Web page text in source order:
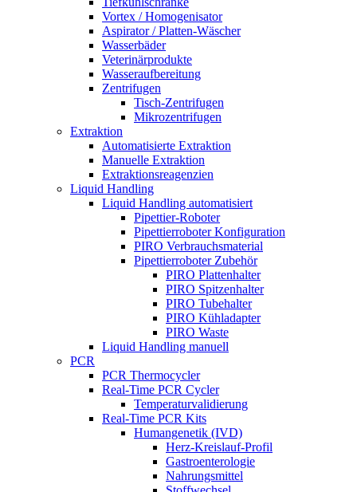
Vortex / Homogenisator
Aspirator / Platten-Wäscher
Wasserbäder
Veterinärprodukte
Wasseraufbereitung
Zentrifugen
Tisch-Zentrifugen
Mikrozentrifugen
Extraktion
Automatisierte Extraktion
Manuelle Extraktion
Extraktionsreagenzien
Liquid Handling
Liquid Handling automatisiert
Pipettier-Roboter
Pipettierroboter Konfiguration
PIRO Verbrauchsmaterial
Pipettierroboter Zubehör
PIRO Plattenhalter
PIRO Spitzenhalter
PIRO Tubehalter
PIRO Kühladapter
PIRO Waste
Liquid Handling manuell
PCR
PCR Thermocycler
Real-Time PCR Cycler
Temperaturvalidierung
Real-Time PCR Kits
Humangenetik (IVD)
Herz-Kreislauf-Profil
Gastroenterologie
Nahrungsmittel